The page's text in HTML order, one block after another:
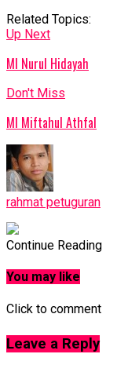
Related Topics:
Up Next
MI Nurul Hidayah
Don't Miss
MI Miftahul Athfal
rahmat petuguran
Continue Reading
You may like
Click to comment
Leave a Reply